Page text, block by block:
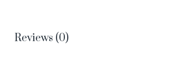
Reviews (0)